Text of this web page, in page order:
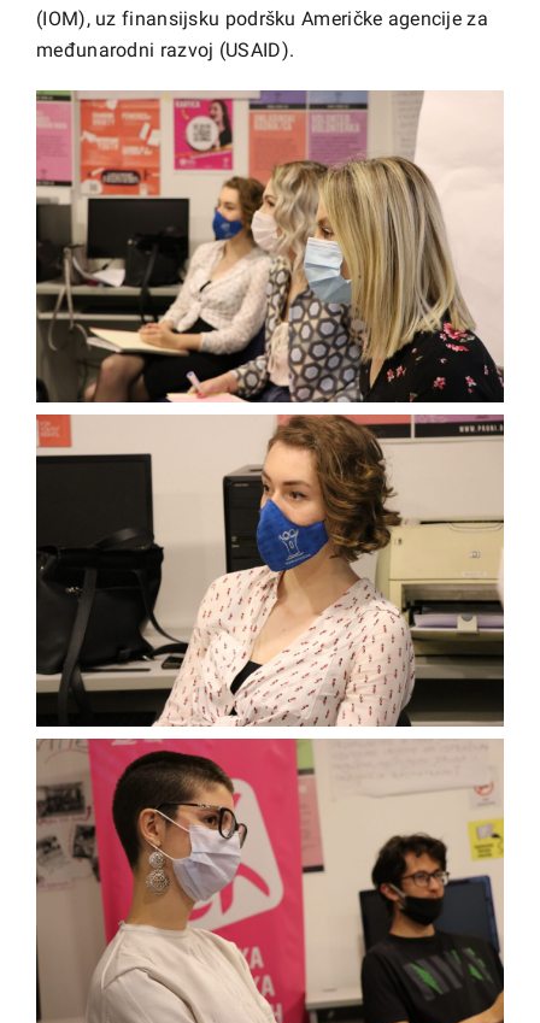
(IOM), uz finansijsku podršku Američke agencije za
međunarodni razvoj (USAID).